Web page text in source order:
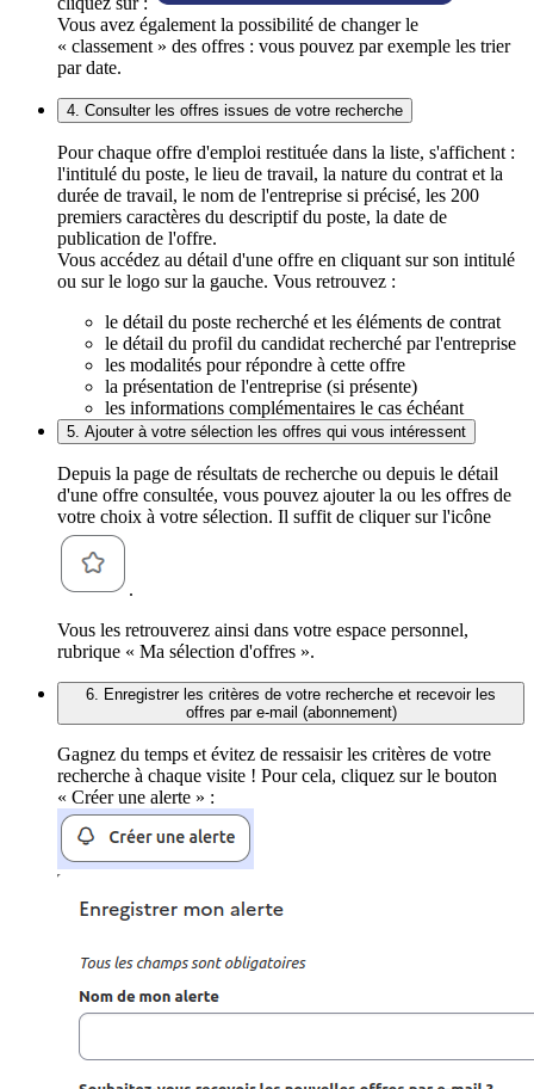
Vous avez également la possibilité de changer le
« classement » des offres : vous pouvez par exemple les trier
par date.
4. Consulter les offres issues de votre recherche
Pour chaque offre d'emploi restituée dans la liste, s'affichent :
l'intitulé du poste, le lieu de travail, la nature du contrat et la
durée de travail, le nom de l'entreprise si précisé, les 200
premiers caractères du descriptif du poste, la date de
publication de l'offre.
Vous accédez au détail d'une offre en cliquant sur son intitulé
ou sur le logo sur la gauche. Vous retrouvez :
le détail du poste recherché et les éléments de contrat
le détail du profil du candidat recherché par l'entreprise
les modalités pour répondre à cette offre
la présentation de l'entreprise (si présente)
les informations complémentaires le cas échéant
5. Ajouter à votre sélection les offres qui vous intéressent
Depuis la page de résultats de recherche ou depuis le détail
d'une offre consultée, vous pouvez ajouter la ou les offres de
votre choix à votre sélection. Il suffit de cliquer sur l'icône
.
Vous les retrouverez ainsi dans votre espace personnel,
rubrique « Ma sélection d'offres ».
6. Enregistrer les critères de votre recherche et recevoir les
offres par e-mail (abonnement)
Gagnez du temps et évitez de ressaisir les critères de votre
recherche à chaque visite ! Pour cela, cliquez sur le bouton
« Créer une alerte » :